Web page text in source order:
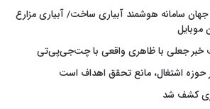
جهان سامانه هوشمند آبیاری ساخت/ آبیاری مزارع
موبایل
خبر جعلی با ظاهری واقعی با چت‌جی‌پی‌تی
حوزه اشتغال، مانع تحقق اهداف است
کشف شد